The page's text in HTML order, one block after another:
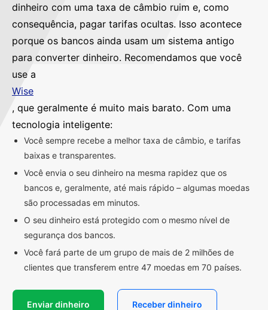
dinheiro com uma taxa de câmbio ruim e, como
consequência, pagar tarifas ocultas. Isso acontece
porque os bancos ainda usam um sistema antigo
para converter dinheiro. Recomendamos que você
use a
Wise
, que geralmente é muito mais barato. Com uma
tecnologia inteligente:
Você sempre recebe a melhor taxa de câmbio, e tarifas
baixas e transparentes.
Você envia o seu dinheiro na mesma rapidez que os
bancos e, geralmente, até mais rápido – algumas moedas
são processadas em minutos.
O seu dinheiro está protegido com o mesmo nível de
segurança dos bancos.
Você fará parte de um grupo de mais de 2 milhões de
clientes que transferem entre 47 moedas em 70 países.
Enviar dinheiro Receber dinheiro